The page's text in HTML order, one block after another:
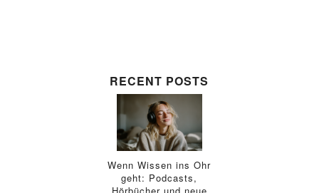
RECENT POSTS
Wenn Wissen ins Ohr
geht: Podcasts,
Hörbücher und neue